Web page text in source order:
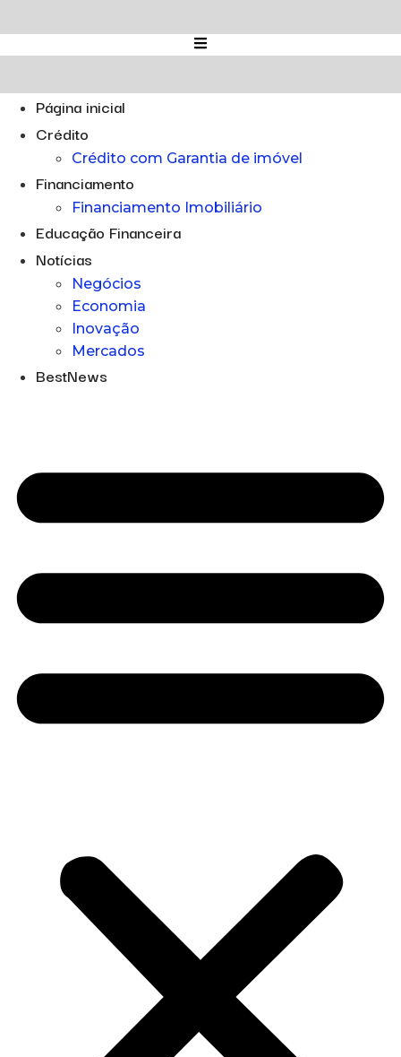
para
o
Página inicial
Crédito
Crédito com Garantia de imóvel
Financiamento
Financiamento Imobiliário
Educação Financeira
Notícias
Negócios
Economia
Inovação
Mercados
BestNews